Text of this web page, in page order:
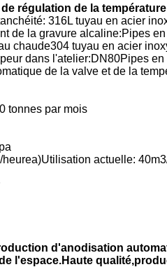
régulation de la
316L tuyau en acier
de la gravure alcaline:Pipes
chaude304 tuyau en acier
dans l'atelier:DN80Pipes
de la valve et de la
tonnes par mois
heurea)Utilisation actuelle: 40m3
d'anodisation
l'espace.Haute